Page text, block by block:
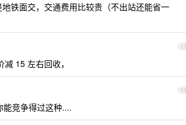
铁面交，交通费用比较贵（不出站还能省一
13
15 左右回收，
14
竞争得过这种....